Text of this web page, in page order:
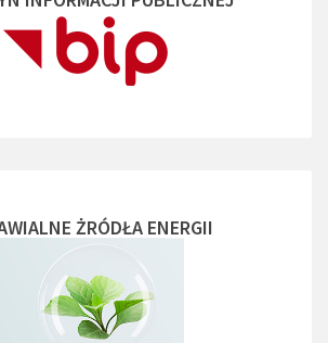
ŻRÓDŁA ENERGII